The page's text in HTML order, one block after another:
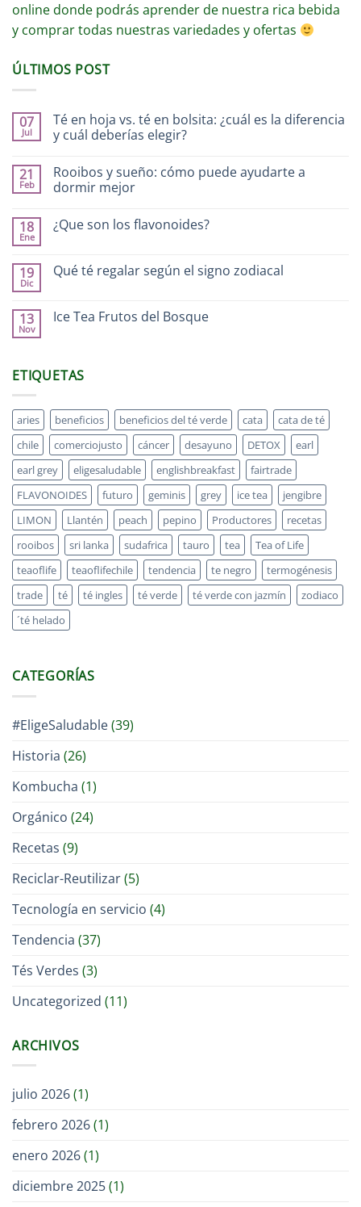
online donde podrás aprender de nuestra rica bebida
y comprar todas nuestras variedades y ofertas
ÚLTIMOS POST
07
Jul
Té en hoja vs. té en bolsita: ¿cuál es la diferencia
y cuál deberías elegir?
21
Feb
Rooibos y sueño: cómo puede ayudarte a
dormir mejor
18
Ene
¿Que son los flavonoides?
19
Dic
Qué té regalar según el signo zodiacal
13
Nov
Ice Tea Frutos del Bosque
ETIQUETAS
aries beneficios beneficios del té verde cata
cata de té
chile
comerciojusto cáncer desayuno DETOX
earl
earl grey
eligesaludable englishbreakfast
fairtrade
FLAVONOIDES
futuro geminis grey ice tea
jengibre
LIMON
Llantén peach pepino Productores
recetas
rooibos
sri lanka sudafrica tauro tea
Tea of Life
teaoflife
teaoflifechile tendencia te negro
termogénesis
trade
té té ingles té verde té verde con jazmín
zodiaco
´té helado
CATEGORÍAS
#EligeSaludable(39)
Historia (26)
Kombucha (1)
Orgánico (24)
Recetas (9)
Reciclar-Reutilizar(5)
Tecnología en servicio (4)
Tendencia (37)
Tés Verdes (3)
Uncategorized (11)
ARCHIVOS
julio 2026(1)
febrero 2026(1)
enero 2026(1)
diciembre 2025(1)